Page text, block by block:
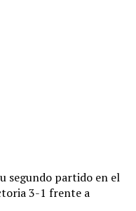
segundo partido en el
3-1 frente a